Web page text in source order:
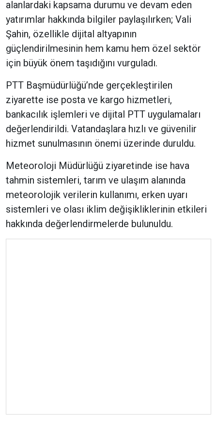
alanlardaki kapsama durumu ve devam eden
yatırımlar hakkında bilgiler paylaşılırken; Vali
Şahin, özellikle dijital altyapının
güçlendirilmesinin hem kamu hem özel sektör
için büyük önem taşıdığını vurguladı.
PTT Başmüdürlüğü’nde gerçekleştirilen
ziyarette ise posta ve kargo hizmetleri,
bankacılık işlemleri ve dijital PTT uygulamaları
değerlendirildi. Vatandaşlara hızlı ve güvenilir
hizmet sunulmasının önemi üzerinde duruldu.
Meteoroloji Müdürlüğü ziyaretinde ise hava
tahmin sistemleri, tarım ve ulaşım alanında
meteorolojik verilerin kullanımı, erken uyarı
sistemleri ve olası iklim değişikliklerinin etkileri
hakkında değerlendirmelerde bulunuldu.